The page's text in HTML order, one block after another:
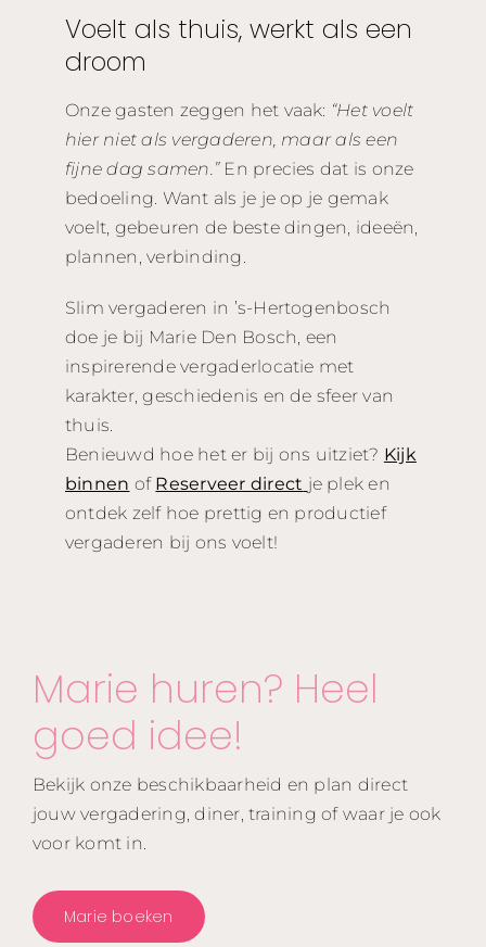
Marie huren? Heel
goed idee!
Bekijk onze beschikbaarheid en plan direct
jouw vergadering, diner, training of waar je ook
voor komt in.
Marie boeken
Voelt als thuis, werkt als een
droom
Onze gasten zeggen het vaak: “Het voelt
hier niet als vergaderen, maar als een
fijne dag samen.”En precies dat is onze
bedoeling. Want als je je op je gemak
voelt, gebeuren de beste dingen, ideeën,
plannen, verbinding.
Slim vergaderen in ’s-Hertogenbosch
doe je bij Marie Den Bosch, een
inspirerende vergaderlocatie met
karakter, geschiedenis en de sfeer van
thuis.
Benieuwd hoe het er bij ons uitziet? Kijk
binnen of Reserveer direct je plek en
ontdek zelf hoe prettig en productief
vergaderen bij ons voelt!